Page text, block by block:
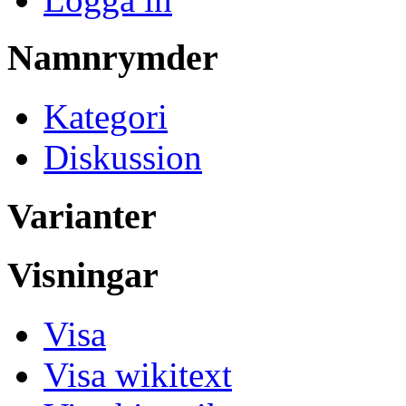
Namnrymder
Kategori
Diskussion
Varianter
Visningar
Visa
Visa wikitext